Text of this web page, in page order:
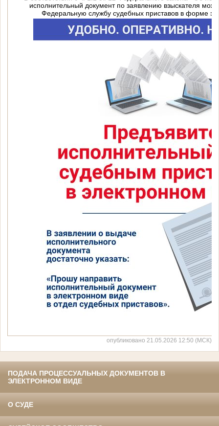
исполнительный документ по заявлению взыскателя
Федеральную службу судебных приставов в форме
опубликовано 21.05.2026 12:50 (МСК)
ПОДАЧА ПРОЦЕССУАЛЬНЫХ ДОКУМЕНТОВ В
ЭЛЕКТРОННОМ ВИДЕ
О СУДЕ